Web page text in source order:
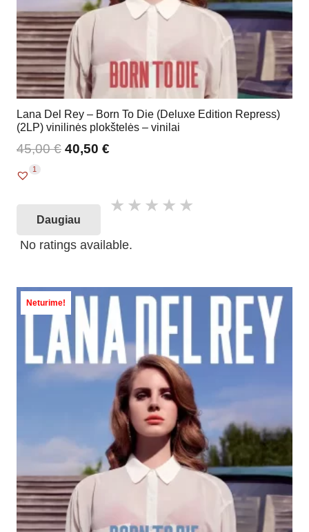
Lana Del Rey – Born To Die (Deluxe Edition Repress)
(2LP) vinilinės plokštelės – vinilai
45,00€ 40,50 €
1
Daugiau
No ratings available.
Neturime!